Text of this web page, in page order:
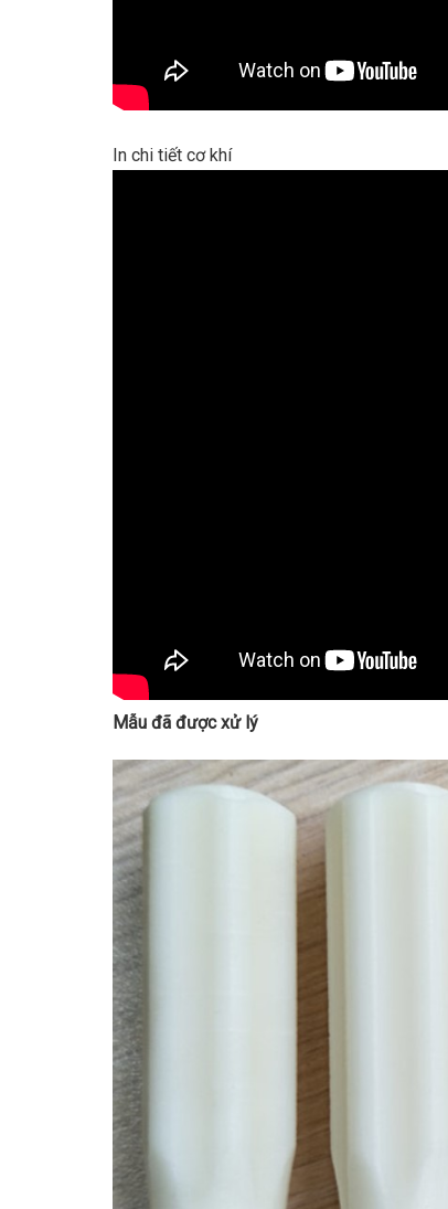
In chi tiết cơ khí
Mẫu đã được xử lý